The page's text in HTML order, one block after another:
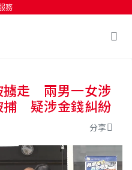
務
始搜尋
擄走 兩男一女涉
捕 疑涉金錢糾紛
分享